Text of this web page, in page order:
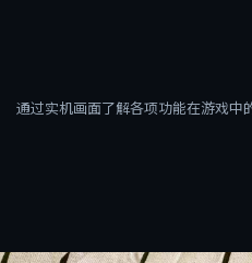
通过实机画面了解各项功能在游戏中